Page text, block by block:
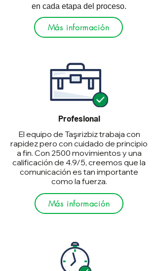
en cada etapa del proceso.
Más información
Profesional
El equipo de Taşırizbiz trabaja con
rapidez pero con cuidado de principio
a fin. Con 2500 movimientos y una
calificación de 4.9/5, creemos que la
comunicación es tan importante
como la fuerza.
Más información